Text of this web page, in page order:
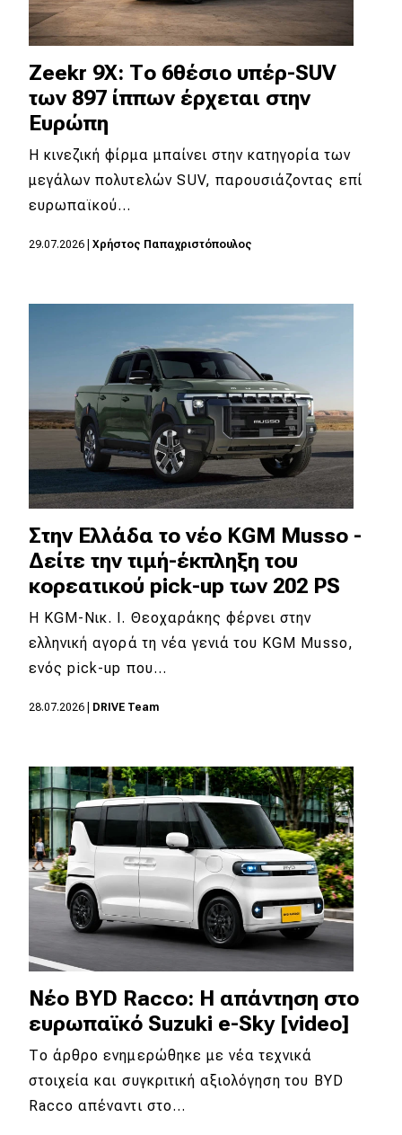
Zeekr 9X: Το 6θέσιο υπέρ-SUV
των 897 ίππων έρχεται στην
Ευρώπη
Η κινεζική φίρμα μπαίνει στην κατηγορία των
μεγάλων πολυτελών SUV, παρουσιάζοντας επί
ευρωπαϊκού…
29.07.2026 Χρήστος Παπαχριστόπουλος
Στην Ελλάδα το νέο KGM Musso -
Δείτε την τιμή-έκπληξη του
κορεατικού pick-up των 202 PS
Η KGM-Νικ. Ι. Θεοχαράκης φέρνει στην
ελληνική αγορά τη νέα γενιά του KGM Musso,
ενός pick-up που…
28.07.2026 DRIVE Team
Νέο BYD Racco: Η απάντηση στο
ευρωπαϊκό Suzuki e-Sky [video]
Το άρθρο ενημερώθηκε με νέα τεχνικά
στοιχεία και συγκριτική αξιολόγηση του BYD
Racco απέναντι στο…